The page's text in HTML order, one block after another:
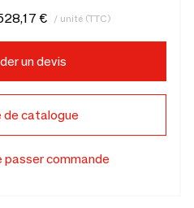
€ / unité (TTC)
un devis
de catalogue
passer commande